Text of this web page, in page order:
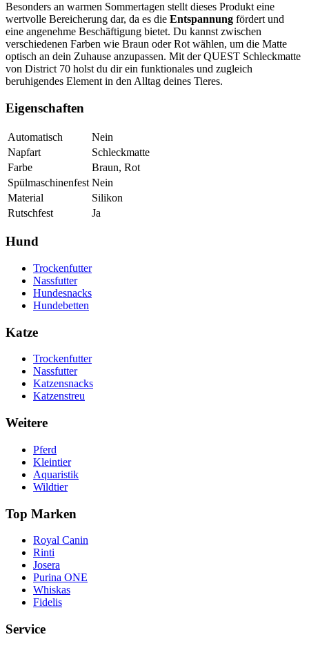
Besonders an warmen Sommertagen stellt dieses Produkt eine
wertvolle Bereicherung dar, da es die Entspannung fördert und
eine angenehme Beschäftigung bietet. Du kannst zwischen
verschiedenen Farben wie Braun oder Rot wählen, um die Matte
optisch an dein Zuhause anzupassen. Mit der QUEST Schleckmatte
von District 70 holst du dir ein funktionales und zugleich
beruhigendes Element in den Alltag deines Tieres.
Eigenschaften
Automatisch
Nein
Napfart
Schleckmatte
Farbe
Braun, Rot
Spülmaschinenfest Nein
Material
Silikon
Rutschfest
Ja
Hund
Trockenfutter
Nassfutter
Hundesnacks
Hundebetten
Katze
Trockenfutter
Nassfutter
Katzensnacks
Katzenstreu
Weitere
Pferd
Kleintier
Aquaristik
Wildtier
Top Marken
Royal Canin
Rinti
Josera
Purina ONE
Whiskas
Fidelis
Service